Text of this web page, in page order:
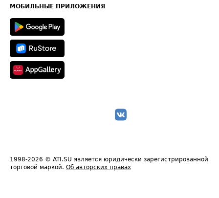
Техническая информация
МОБИЛЬНЫЕ ПРИЛОЖЕНИЯ
1998-2026 © ATI.SU является юридически зарегистрированной
торговой маркой. Об авторских правах